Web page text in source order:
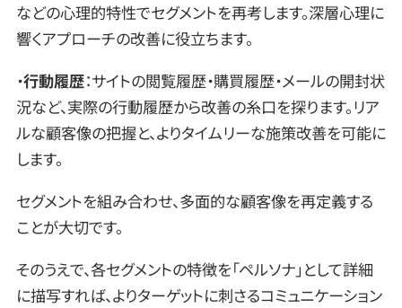
などの心理的特性でセグメントを再考します。深層心理に
響くアプローチの改善に役立ちます。
・行動履歴：サイトの閲覧履歴・購買履歴・メールの開封状
況など、実際の行動履歴から改善の糸口を探ります。リア
ルな顧客像の把握と、よりタイムリーな施策改善を可能に
します。
セグメントを組み合わせ、多面的な顧客像を再定義する
ことが大切です。
そのうえで、各セグメントの特徴を「ペルソナ」として詳細
に描写すれば、よりターゲットに刺さるコミュニケーション